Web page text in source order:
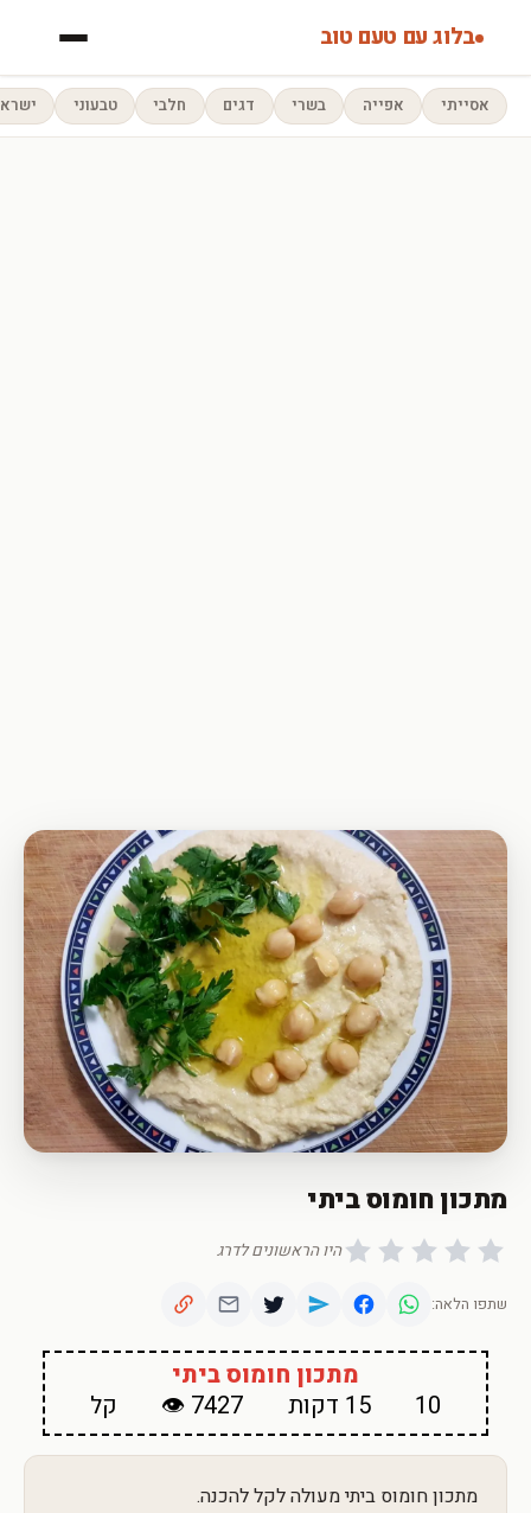
בלוג עם טעם טוב
אסייתי אפייה בשרי דגים חלבי טבעוני
מתכון חומוס ביתי
היו הראשונים לדרג
שתפו הלאה:
מתכון חומוס ביתי
10
15 דקות 7427 👁 קל
מתכון חומוס ביתי מעולה לקל להכנה.